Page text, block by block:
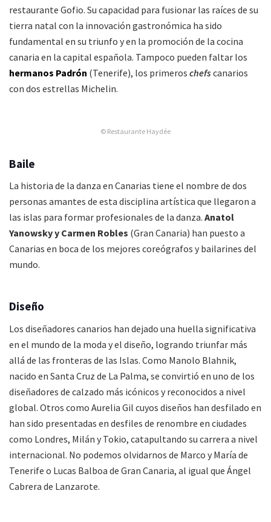
restaurante Gofio. Su capacidad para fusionar las raíces de su
tierra natal con la innovación gastronómica ha sido
fundamental en su triunfo y en la promoción de la cocina
canaria en la capital española. Tampoco pueden faltar los
hermanos Padrón (Tenerife), los primeros chefscanarios
con dos estrellas Michelin.
© Restaurante Haydée
Baile
La historia de la danza en Canarias tiene el nombre de dos
personas amantes de esta disciplina artística que llegaron a
las islas para formar profesionales de la danza. Anatol
Yanowsky y Carmen Robles (Gran Canaria) han puesto a
Canarias en boca de los mejores coreógrafos y bailarines del
mundo.
Diseño
Los diseñadores canarios han dejado una huella significativa
en el mundo de la moda y el diseño, logrando triunfar más
allá de las fronteras de las Islas. Como Manolo Blahnik,
nacido en Santa Cruz de La Palma, se convirtió en uno de los
diseñadores de calzado más icónicos y reconocidos a nivel
global. Otros como Aurelia Gil cuyos diseños han desfilado en
han sido presentadas en desfiles de renombre en ciudades
como Londres, Milán y Tokio, catapultando su carrera a nivel
internacional. No podemos olvidarnos de Marco y María de
Tenerife o Lucas Balboa de Gran Canaria, al igual que Ángel
Cabrera de Lanzarote.